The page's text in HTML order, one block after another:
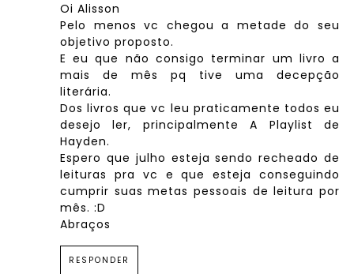
Oi Alisson
Pelo menos vc chegou a metade do seu
objetivo proposto.
E eu que não consigo terminar um livro a
mais de mês pq tive uma decepção
literária.
Dos livros que vc leu praticamente todos eu
desejo ler, principalmente A Playlist de
Hayden.
Espero que julho esteja sendo recheado de
leituras pra vc e que esteja conseguindo
cumprir suas metas pessoais de leitura por
mês. :D
Abraços
RESPONDER